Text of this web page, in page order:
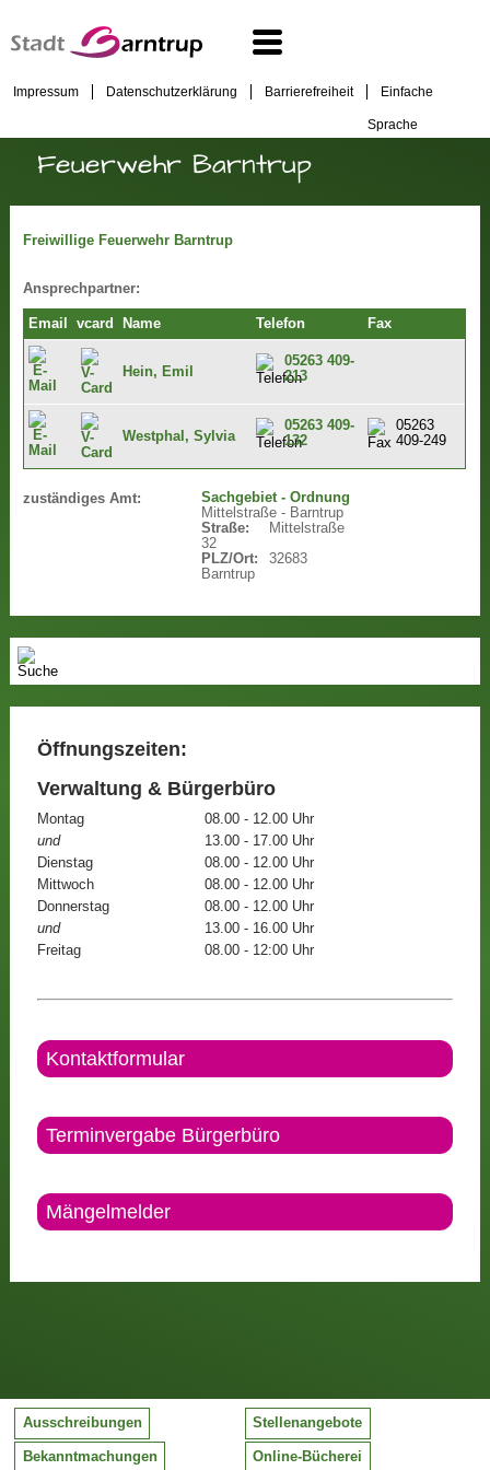
Impressum Datenschutzerklärung Barrierefreiheit Einfache
Sprache
Feuerwehr Barntrup
Freiwillige Feuerwehr Barntrup
Ansprechpartner:
Email vcard Name Telefon Fax
Hein, Emil
05263 409-
213
Westphal, Sylvia
05263 409-
132
05263
409-249
zuständiges Amt:
Sachgebiet - Ordnung
Mittelstraße - Barntrup
Straße:
Mittelstraße
32
PLZ/Ort:
32683
Barntrup
Öffnungszeiten:
Verwaltung & Bürgerbüro
Montag
08.00 - 12.00 Uhr
und
13.00 - 17.00 Uhr
Dienstag
08.00 - 12.00 Uhr
Mittwoch
08.00 - 12.00 Uhr
Donnerstag
08.00 - 12.00 Uhr
und
13.00 - 16.00 Uhr
Freitag
08.00 - 12:00 Uhr
Kontaktformular
Terminvergabe Bürgerbüro
Mängelmelder
Ausschreibungen Stellenangebote
Bekanntmachungen Online-Bücherei